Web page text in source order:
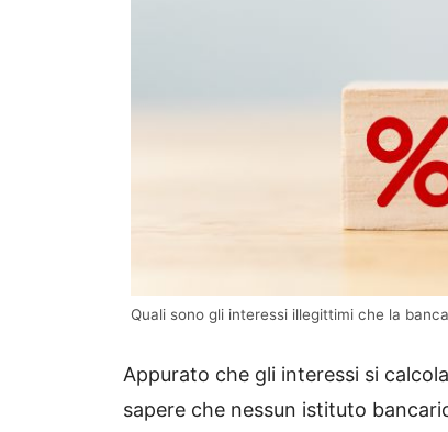
Quali sono gli interessi illegittimi che la
Appurato che gli interessi si
sapere che nessun istituto